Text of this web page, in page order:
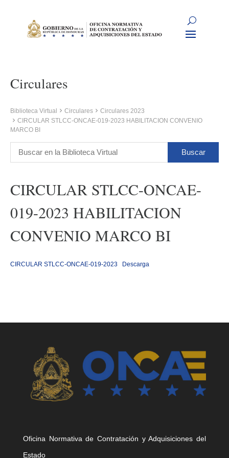
Circulares
Biblioteca Virtual Circulares
Circulares 2023
CIRCULAR STLCC-ONCAE-019-2023 HABILITACION CONVENIO
MARCO BI
CIRCULAR STLCC-ONCAE-
019-2023 HABILITACION
CONVENIO MARCO BI
CIRCULAR STLCC-ONCAE-019-2023 Descarga
Oficina Normativa de Contratación y Adquisiciones del
Estado